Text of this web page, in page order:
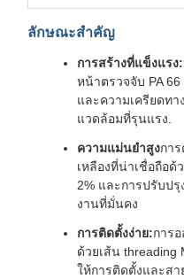
ลักษณะสําคัญ
การสร้างที่แข็งแรง:
หน้าตรวจจับ PA
และความเครียดท
แวดล้อมที่รุนแรง.
ความแม่นยําสูงกา
เหลืองที่น่าเชื่อถือด้
2% และการปรับป
งานที่มั่นคง
การติดตั้งง่าย:การ
ด้วยเส้น threading
ให้การติดตั้งและส